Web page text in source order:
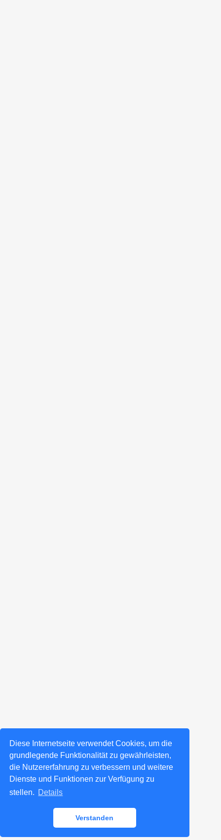
Diese Internetseite verwendet Cookies, um die
grundlegende Funktionalität zu gewährleisten,
die Nutzererfahrung zu verbessern und weitere
Dienste und Funktionen zur Verfügung zu
stellen. Details
Verstanden